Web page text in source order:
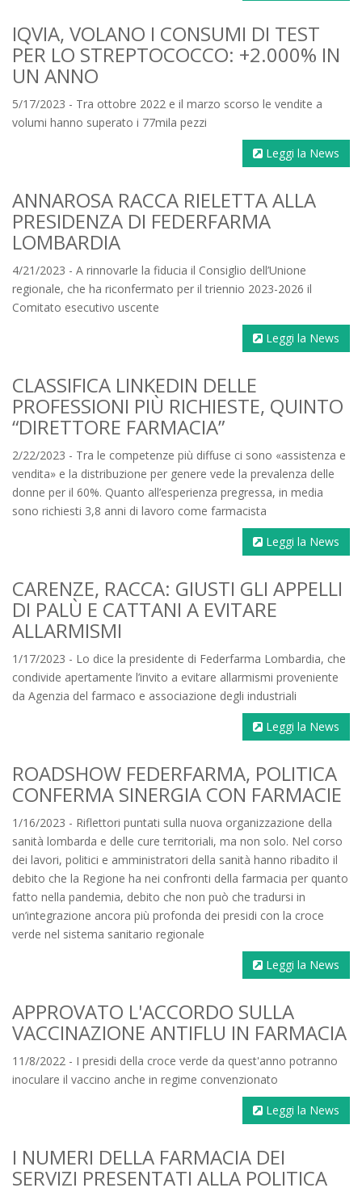
IQVIA, VOLANO I CONSUMI DI TEST
PER LO STREPTOCOCCO: +2.000% IN
UN ANNO
5/17/2023 - Tra ottobre 2022 e il marzo scorso le vendite a
volumi hanno superato i 77mila pezzi
Leggi la News
ANNAROSA RACCA RIELETTA ALLA
PRESIDENZA DI FEDERFARMA
LOMBARDIA
4/21/2023 - A rinnovarle la fiducia il Consiglio dell’Unione
regionale, che ha riconfermato per il triennio 2023-2026 il
Comitato esecutivo uscente
Leggi la News
CLASSIFICA LINKEDIN DELLE
PROFESSIONI PIÙ RICHIESTE, QUINTO
“DIRETTORE FARMACIA”
2/22/2023 - Tra le competenze più diffuse ci sono «assistenza e
vendita» e la distribuzione per genere vede la prevalenza delle
donne per il 60%. Quanto all’esperienza pregressa, in media
sono richiesti 3,8 anni di lavoro come farmacista
Leggi la News
CARENZE, RACCA: GIUSTI GLI APPELLI
DI PALÙ E CATTANI A EVITARE
ALLARMISMI
1/17/2023 - Lo dice la presidente di Federfarma Lombardia, che
condivide apertamente l’invito a evitare allarmismi proveniente
da Agenzia del farmaco e associazione degli industriali
Leggi la News
ROADSHOW FEDERFARMA, POLITICA
CONFERMA SINERGIA CON FARMACIE
1/16/2023 - Riflettori puntati sulla nuova organizzazione della
sanità lombarda e delle cure territoriali, ma non solo. Nel corso
dei lavori, politici e amministratori della sanità hanno ribadito il
debito che la Regione ha nei confronti della farmacia per quanto
fatto nella pandemia, debito che non può che tradursi in
un’integrazione ancora più profonda dei presidi con la croce
verde nel sistema sanitario regionale
Leggi la News
APPROVATO L'ACCORDO SULLA
VACCINAZIONE ANTIFLU IN FARMACIA
11/8/2022 - I presidi della croce verde da quest'anno potranno
inoculare il vaccino anche in regime convenzionato
Leggi la News
I NUMERI DELLA FARMACIA DEI
SERVIZI PRESENTATI ALLA POLITICA